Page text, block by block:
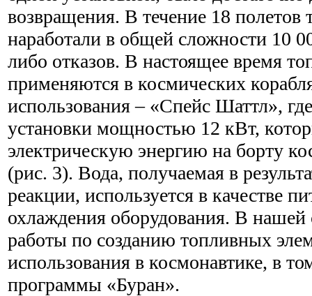
возвращения. В течение 18
наработали в общей сложности 10
либо отказов. В настоящее время
применяются в космических
использования – «Спейс Шаттл»,
установки мощностью 12 кВт,
электрическую энергию на борту
(рис. 3). Вода, получаемая в
реакции, используется в качестве
охлаждения оборудования. В нашей
работы по созданию топливных
использования в космонавтике, в
программы «Буран».